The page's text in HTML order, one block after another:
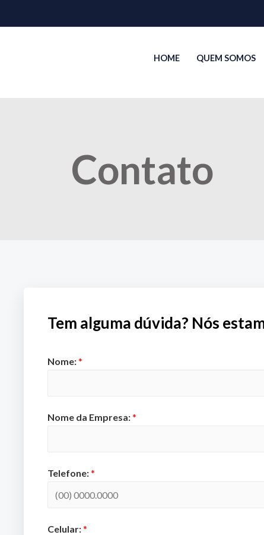
HOME QUEM SOMOS
Contato
Tem alguma dúvida? Nós
Nome:*
Nome da Empresa:*
Telefone:*
Celular:*